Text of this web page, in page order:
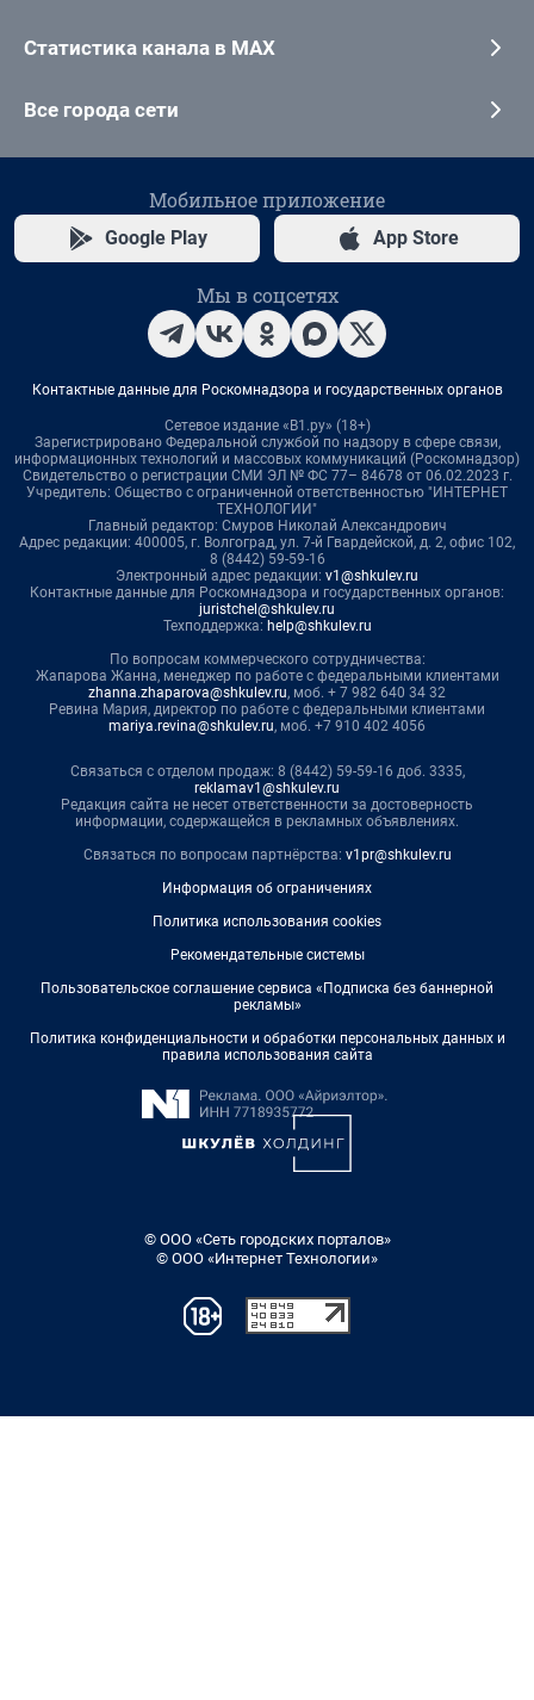
Статистика канала в MAX
Все города сети
Мобильное приложение
Google Play App Store
Мы в соцсетях
Контактные данные для Роскомнадзора и государственных органов
Сетевое издание «В1.ру» (18+)
Зарегистрировано Федеральной службой по надзору в сфере связи,
информационных технологий и массовых коммуникаций (Роскомнадзор)
Свидетельство о регистрации СМИ ЭЛ № ФС 77– 84678 от 06.02.2023 г.
Учредитель: Общество с ограниченной ответственностью "ИНТЕРНЕТ
ТЕХНОЛОГИИ"
Главный редактор: Смуров Николай Александрович
Адрес редакции: 400005, г. Волгоград, ул. 7-й Гвардейской, д. 2, офис 102,
8 (8442) 59-59-16
Электронный адрес редакции: v1@shkulev.ru
Контактные данные для Роскомнадзора и государственных органов:
juristchel@shkulev.ru
Техподдержка: help@shkulev.ru
По вопросам коммерческого сотрудничества:
Жапарова Жанна, менеджер по работе с федеральными клиентами
zhanna.zhaparova@shkulev.ru, моб. + 7 982 640 34 32
Ревина Мария, директор по работе с федеральными клиентами
mariya.revina@shkulev.ru, моб. +7 910 402 4056
Связаться с отделом продаж: 8 (8442) 59-59-16 доб. 3335,
reklamav1@shkulev.ru
Редакция сайта не несет ответственности за достоверность
информации, содержащейся в рекламных объявлениях.
Связаться по вопросам партнёрства: v1pr@shkulev.ru
Информация об ограничениях
Политика использования cookies
Рекомендательные системы
Пользовательское соглашение сервиса «Подписка без баннерной
рекламы»
Политика конфиденциальности и обработки персональных данных и
правила использования сайта
© ООО «Сеть городских порталов»
© ООО «Интернет Технологии»